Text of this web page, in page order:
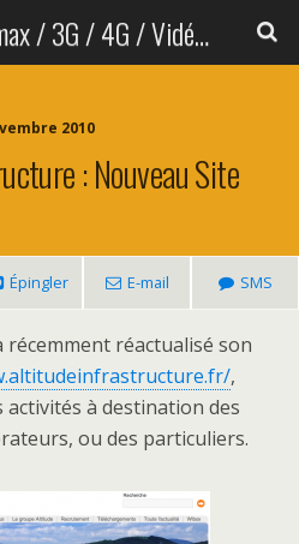
Blog WiFi / Wimax / 3G / 4G / Vidéo sans fil
2010
: Nouveau Site
Épingler E-mail SMS
réactualisé son
,
à destination des
ou des particuliers.